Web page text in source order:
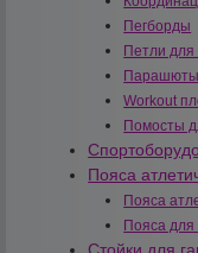
Пегборды
Петли для
Парашюты
Workout
Помосты
Пояса
Пояса
Пояса для